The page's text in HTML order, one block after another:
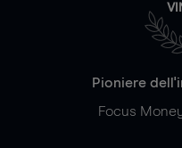
Pioniere
Focus